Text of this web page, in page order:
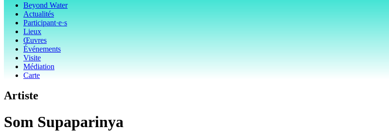
Beyond Water
Actualités
Participant·e·s
Lieux
Œuvres
Événements
Visite
Médiation
Carte
Artiste
Som Supaparinya